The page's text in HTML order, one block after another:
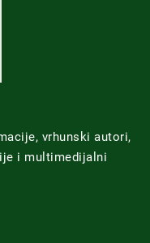
vrhunski autori,
i multimedijalni